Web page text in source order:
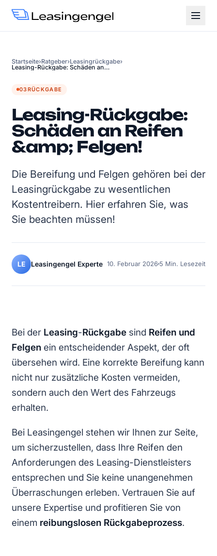
Startseite›Ratgeber›Leasingrückgabe›
Leasing-Rückgabe: Schäden an
03RÜCKGABE
Leasing-Rückgabe:
Schäden an Reifen
&amp; Felgen!
Die Bereifung und Felgen gehören bei der
Leasingrückgabe zu wesentlichen
Kostentreibern. Hier erfahren Sie, was
Sie beachten müssen!
LE Leasingengel Experte 10. Februar 2026 5 Min. Lesezeit
LS
Bei der Leasing-Rückgabe sind Reifen und
Felgen ein entscheidender Aspekt, der oft
übersehen wird. Eine korrekte Bereifung kann
nicht nur zusätzliche Kosten vermeiden,
sondern auch den Wert des Fahrzeugs
erhalten.
Bei Leasingengel stehen wir Ihnen zur Seite,
um sicherzustellen, dass Ihre Reifen den
Anforderungen des Leasing-Dienstleisters
entsprechen und Sie keine unangenehmen
Überraschungen erleben. Vertrauen Sie auf
unsere Expertise und profitieren Sie von
einem reibungslosen Rückgabeprozess.